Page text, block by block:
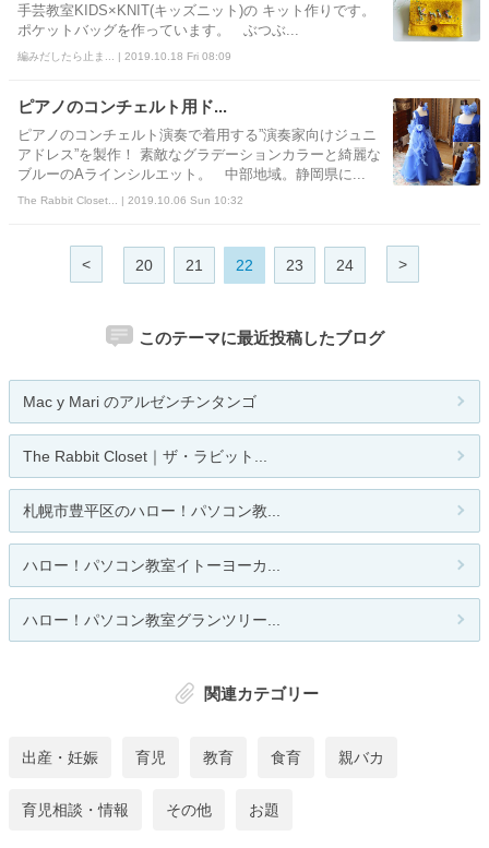
手芸教室KIDS×KNIT(キッズニット)の キット作りです。
ポケットバッグを作っています。 ぶつぶ...
編みだしたら止ま... | 2019.10.18 Fri 08:09
ピアノのコンチェルト用ド...
ピアノのコンチェルト演奏で着用する”演奏家向けジュニ
アドレス”を製作！ 素敵なグラデーションカラーと綺麗な
ブルーのAラインシルエット。 中部地域。静岡県に...
The Rabbit Closet... | 2019.10.06 Sun 10:32
< 20 21 22 23 24 >
このテーマに最近投稿したブログ
Mac y Mari のアルゼンチンタンゴ
The Rabbit Closet｜ザ・ラビット...
札幌市豊平区のハロー！パソコン教...
ハロー！パソコン教室イトーヨーカ...
ハロー！パソコン教室グランツリー...
関連カテゴリー
出産・妊娠 育児 教育 食育 親バカ
育児相談・情報 その他 お題